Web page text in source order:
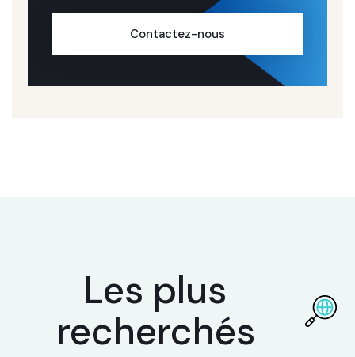
Contactez-nous
Les plus
recherchés